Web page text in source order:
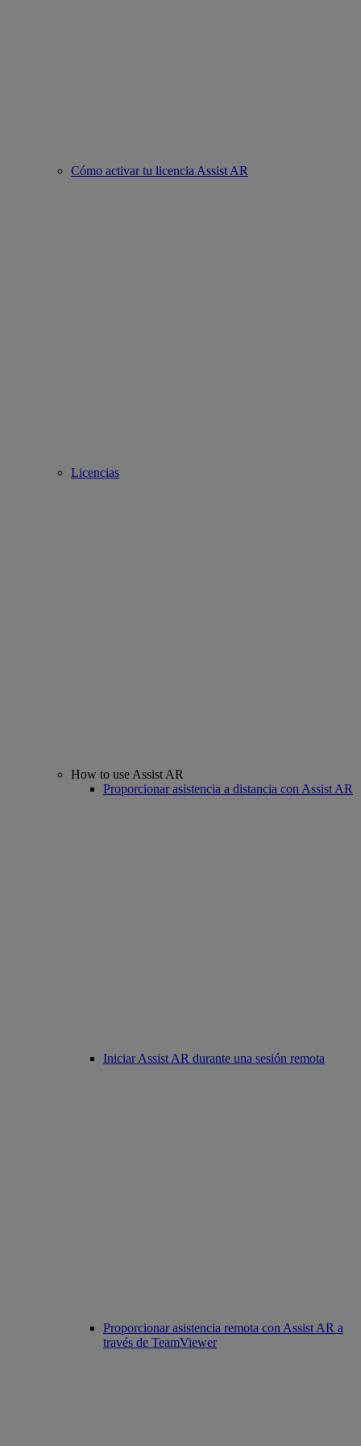
Cómo activar tu licencia Assist AR
Licencias
How to use Assist AR
Proporcionar asistencia a distancia con Assist AR
Iniciar Assist AR durante una sesión remota
Proporcionar asistencia remota con Assist AR a
través de TeamViewer